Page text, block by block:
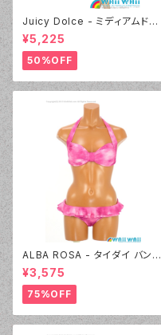
Juicy Dolce - ミディアムドッ
ト（4412 - 60:グリーン）
¥5,225
50%OFF
ALBA ROSA - タイダイ バンド
ゥ（14407 - 12:ピンク）
¥3,575
75%OFF